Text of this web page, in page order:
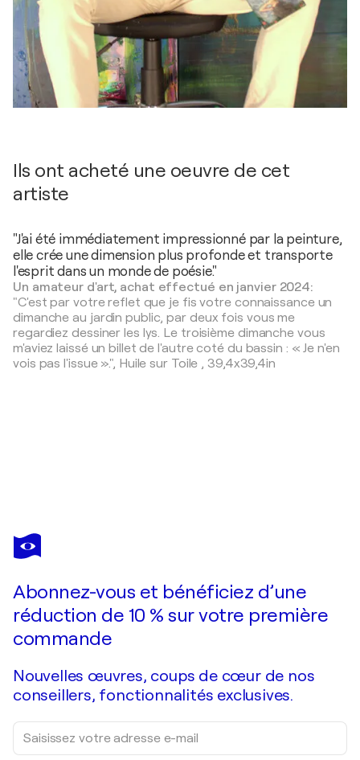
Ils ont acheté une oeuvre de cet
artiste
"J'ai été immédiatement impressionné par la peinture,
elle crée une dimension plus profonde et transporte
l'esprit dans un monde de poésie."
Un amateur d'art, achat effectué en janvier 2024:
"C'est par votre reflet que je fis votre connaissance un
dimanche au jardin public, par deux fois vous me
regardiez dessiner les lys. Le troisième dimanche vous
m'aviez laissé un billet de l'autre coté du bassin : « Je n'en
vois pas l'issue ».", Huile sur Toile , 39,4x39,4in
FRANÇOIS PAGÉ
Abonnez-vous et bénéficiez d’une
réduction de 10 % sur votre première
commande
Nouvelles œuvres, coups de cœur de nos
conseillers, fonctionnalités exclusives.